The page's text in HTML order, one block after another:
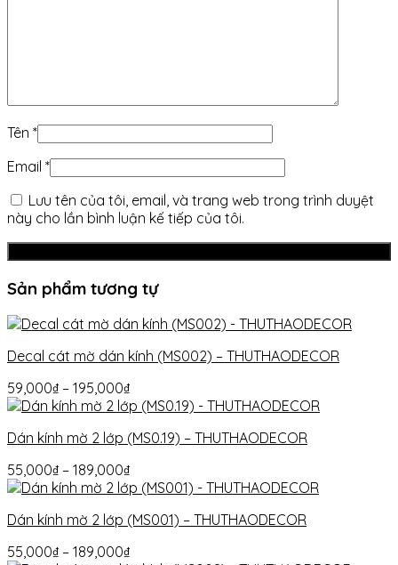
Tên *
Email *
Lưu tên của tôi, email, và trang web trong trình duyệt
này cho lần bình luận kế tiếp của tôi.
Sản phẩm tương tự
Decal cát mờ dán kính (MS002) – THUTHAODECOR
59,000₫ – 195,000₫
Dán kính mờ 2 lớp (MS0.19) – THUTHAODECOR
55,000₫ – 189,000₫
Dán kính mờ 2 lớp (MS001) – THUTHAODECOR
55,000₫ – 189,000₫